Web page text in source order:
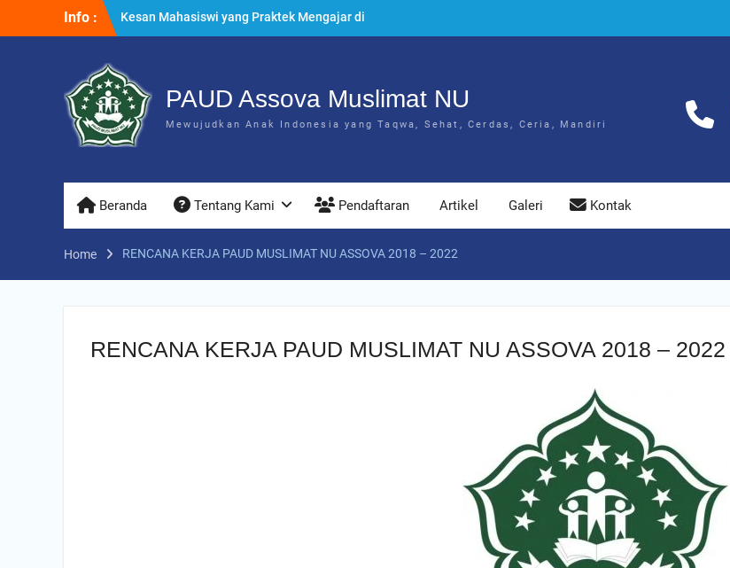
Info :
Kesan Mahasiswi yang Praktek Mengajar di
PAUD Assova
Muslimat NU
Praktek Menanam Kangkung di PAUD Assova
Muslimat NUPAUD Assova Muslimat NU
Mewujudkan Anak Indonesia yang Taqwa, Sehat, Cerdas, Ceria, Mandiri
Beranda Tentang Kami Pendaftaran Artikel Galeri Kontak
Home RENCANA KERJA PAUD MUSLIMAT NU ASSOVA 2018 – 2022
RENCANA KERJA PAUD MUSLIMAT NU ASSOVA 2018 – 2022